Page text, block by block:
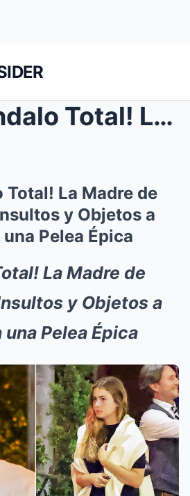
Madre de Piqué Lanza Insult...
Total! La Madre de
y Objetos a
Pelea Épica
La Madre de
y Objetos a
una Pelea Épica